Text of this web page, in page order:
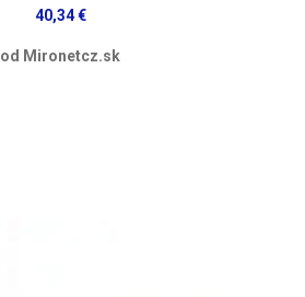
40,34 €
od Mironetcz.sk